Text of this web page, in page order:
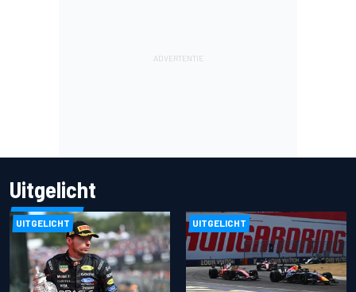
Uitgelicht
UITGELICHT UITGELICHT